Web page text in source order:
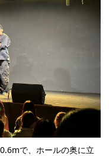
で、ホールの奥に立